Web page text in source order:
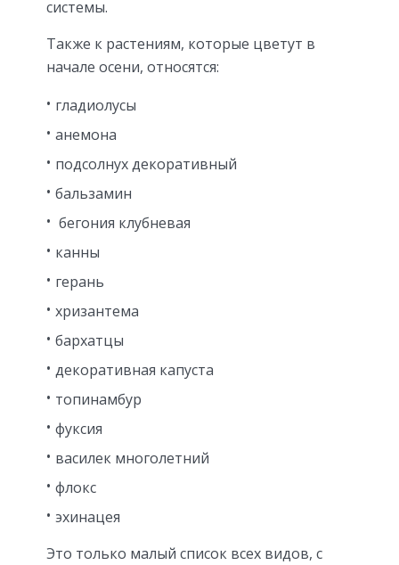
системы.
Также к растениям, которые цветут в
начале осени, относятся:
гладиолусы
анемона
подсолнух декоративный
бальзамин
бегония клубневая
канны
герань
хризантема
бархатцы
декоративная капуста
топинамбур
фуксия
василек многолетний
флокс
эхинацея
Это только малый список всех видов, с